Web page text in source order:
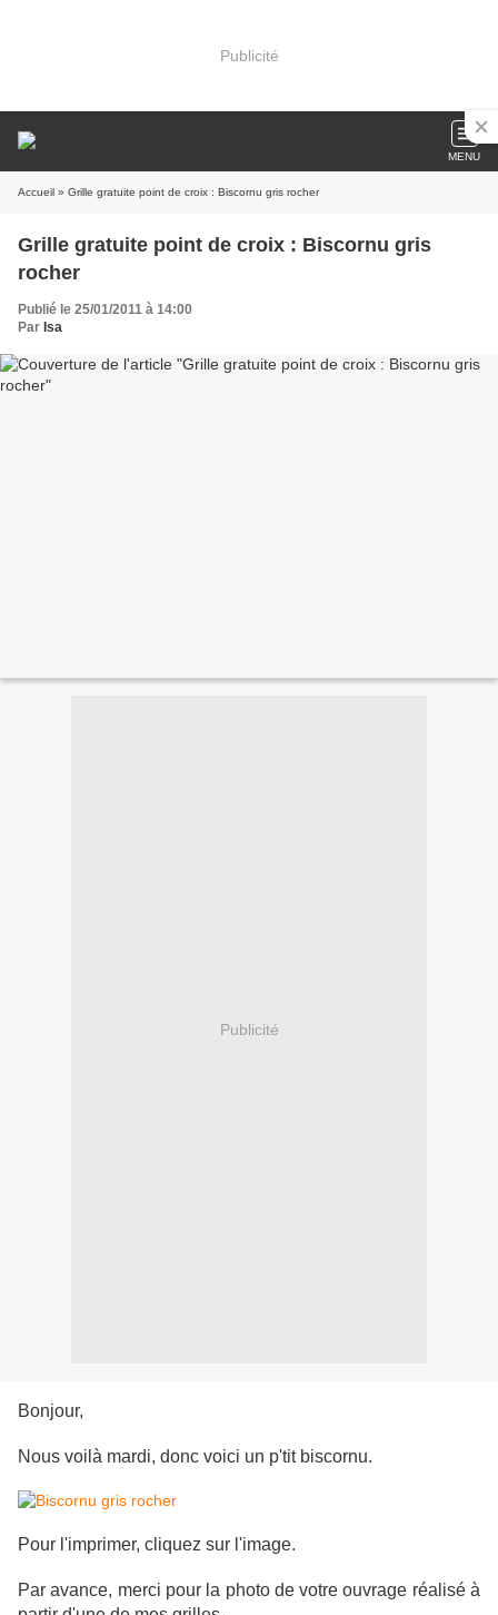
Publicité
MENU
Accueil » Grille gratuite point de croix : Biscornu gris rocher
Grille gratuite point de croix : Biscornu gris
rocher
Publié le 25/01/2011 à 14:00
Par Isa
Publicité
Bonjour,
Nous voilà mardi, donc voici un p'tit biscornu.
Pour l'imprimer, cliquez sur l'image.
Par avance, merci pour la photo de votre ouvrage réalisé à